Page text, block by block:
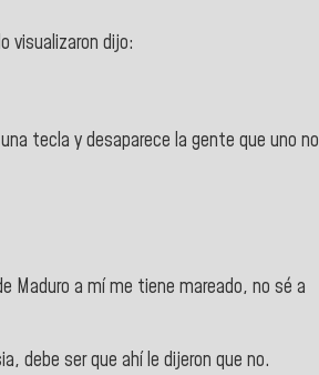
visualizaron dijo:
tecla y desaparece la gente que uno no
Maduro a mí me tiene mareado, no sé a
debe ser que ahí le dijeron que no.